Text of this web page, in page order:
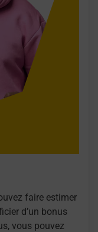
faire estimer
d’un bonus
vous pouvez